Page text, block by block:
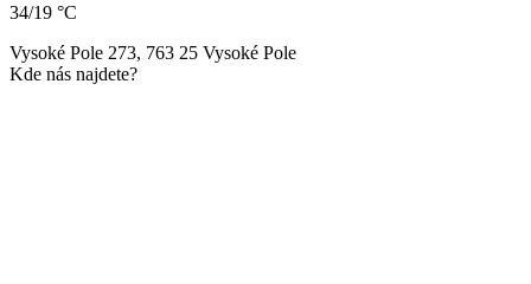
34/19 °C
Vysoké Pole 273, 763 25 Vysoké Pole
Kde nás najdete?